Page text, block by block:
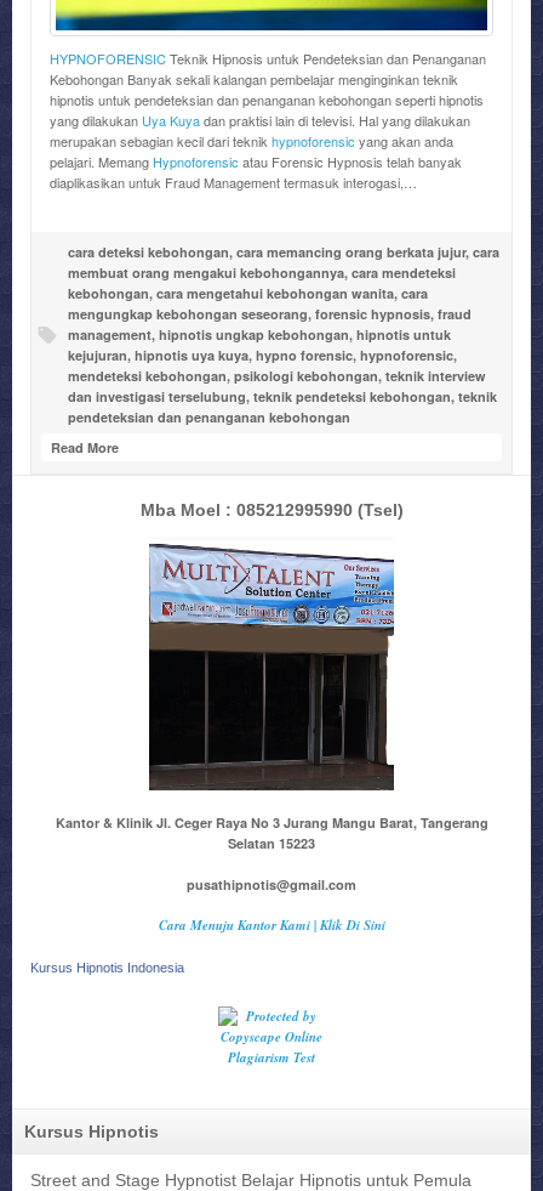
HYPNOFORENSICTeknik Hipnosis untuk Pendeteksian dan Penanganan
Kebohongan Banyak sekali kalangan pembelajar menginginkan teknik
hipnotis untuk pendeteksian dan penanganan kebohongan seperti hipnotis
yang dilakukan Uya Kuyadan praktisi lain di televisi. Hal yang dilakukan
merupakan sebagian kecil dari teknik hypnoforensic yang akan anda
pelajari. Memang Hypnoforensic atau Forensic Hypnosis telah banyak
diaplikasikan untuk Fraud Management termasuk interogasi,…
cara deteksi kebohongan, cara memancing orang berkata jujur, cara
membuat orang mengakui kebohongannya, cara mendeteksi
kebohongan, cara mengetahui kebohongan wanita, cara
mengungkap kebohongan seseorang, forensic hypnosis, fraud
management, hipnotis ungkap kebohongan, hipnotis untuk
kejujuran, hipnotis uya kuya, hypno forensic, hypnoforensic,
mendeteksi kebohongan, psikologi kebohongan, teknik interview
dan investigasi terselubung, teknik pendeteksi kebohongan, teknik
pendeteksian dan penanganan kebohongan
Read More
Mba Moel : 085212995990(Tsel)
Kantor & Klinik Jl. Ceger Raya No 3 Jurang Mangu Barat, Tangerang
Selatan 15223
pusathipnotis@gmail.com
Cara Menuju Kantor Kami | Klik Di Sini
Kursus Hipnotis Indonesia
Kursus Hipnotis
Street and Stage Hypnotist Belajar Hipnotis untuk Pemula